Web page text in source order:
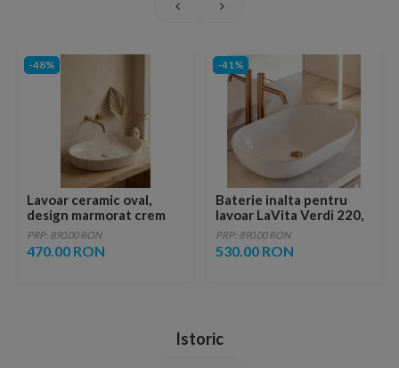
-48%
Lavoar ceramic oval,
design marmorat crem
lucios cu vene aurii,
ventil inclus
PRP: 890.00 RON
470.00 RON
-41%
Baterie inalta pentru
lavoar LaVita Verdi 220,
fara ventil, brushed
copper
PRP: 890.00 RON
530.00 RON
Istoric